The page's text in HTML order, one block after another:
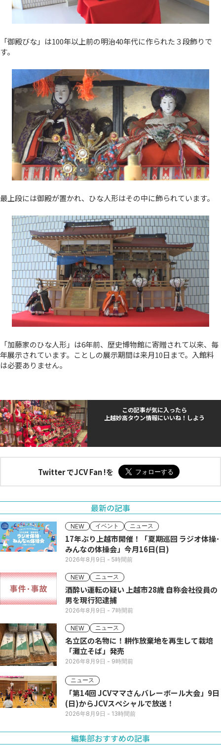
「御殿びな」は100年以上前の明治40年代に作られた３段飾りで
す。
最上段には御殿が置かれ、ひな人形はその中に飾られています。
「加藤家のひな人形」は6年前、歴史博物館に寄贈されて以来、毎
年展示されています。ことしの展示期間は来月10日まで。入館料
は必要ありません。
この記事が気に入ったら
上越妙高タウン情報にいいね！しよう
Twitter でJCV Fan !を
最新の記事
NEW イベント ニュース
17年ぶり上越市開催！「夏期巡回 ラジオ体操･
みんなの体操会」今月16日(日)
2026年8月9日 - 5時間前
NEW ニュース
酒酔い運転の疑い 上越市28歳 自称会社役員の
男を現行犯逮捕
2026年8月9日 - 7時間前
NEW ニュース
名立区の名物に！耕作放棄地を再生して栽培
「灘立そば」発売
2026年8月9日 - 9時間前
ニュース
「第14回 JCVママさんバレーボール大会」9日
(日)からJCVスペシャルで放送！
2026年8月9日 - 13時間前
編集部おすすめの記事